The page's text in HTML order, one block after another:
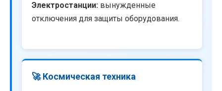
Электростанции: вынужденные
отключения для защиты оборудования.
🚀 Космическая техника